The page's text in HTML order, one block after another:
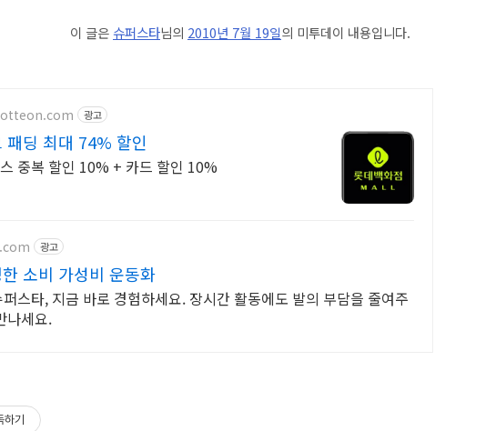
이 글은 슈퍼스타님의 2010년 7월 19일의 미투데이 내용입니다.
광고
패딩 최대 74% 할인
중복 할인 10% + 카드 할인 10%
광고
소비 가성비 운동화
스타, 지금 바로 경험하세요. 장시간 활동에도 발의 부담을 줄여주
나세요.
하기